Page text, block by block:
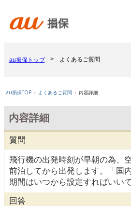
au損保トップ よくあるご質問
au損保TOP よくあるご質問 内容詳細
内容詳細
質問
飛行機の出発時刻が早朝の為、
前泊してから出発します。「国
期間はいつから設定すればいい
回答